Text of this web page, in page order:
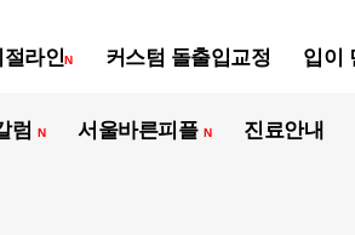
절라인N 커스텀 돌출입교정 입이
럼 N 서울바른피플 N 진료안내